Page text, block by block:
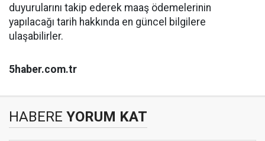
duyurularını takip ederek maaş ödemelerinin
yapılacağı tarih hakkında en güncel bilgilere
ulaşabilirler.
5haber.com.tr
HABERE YORUM KAT